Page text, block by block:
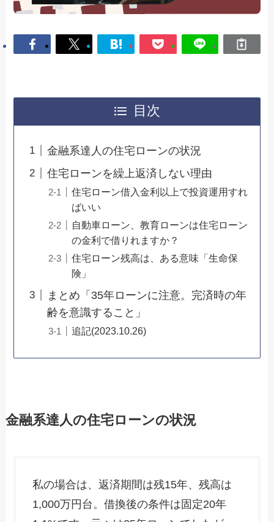
目次
金融系達人の住宅ローンの状況
住宅ローンを繰上返済しない理由
住宅ローン借入金利以上で投資運用すれ
ばいい
自動車ローン、教育ローンは住宅ローン
の金利で借りれますか？
住宅ローン残高は、ある意味「生命保
険」
まとめ「35年ローンに注意。完済時の年
齢を意識すること」
追記(2023.10.26)
金融系達人の住宅ローンの状況
私の場合は、返済期間は残15年、残高は
1,000万円台。借換後の条件は固定20年